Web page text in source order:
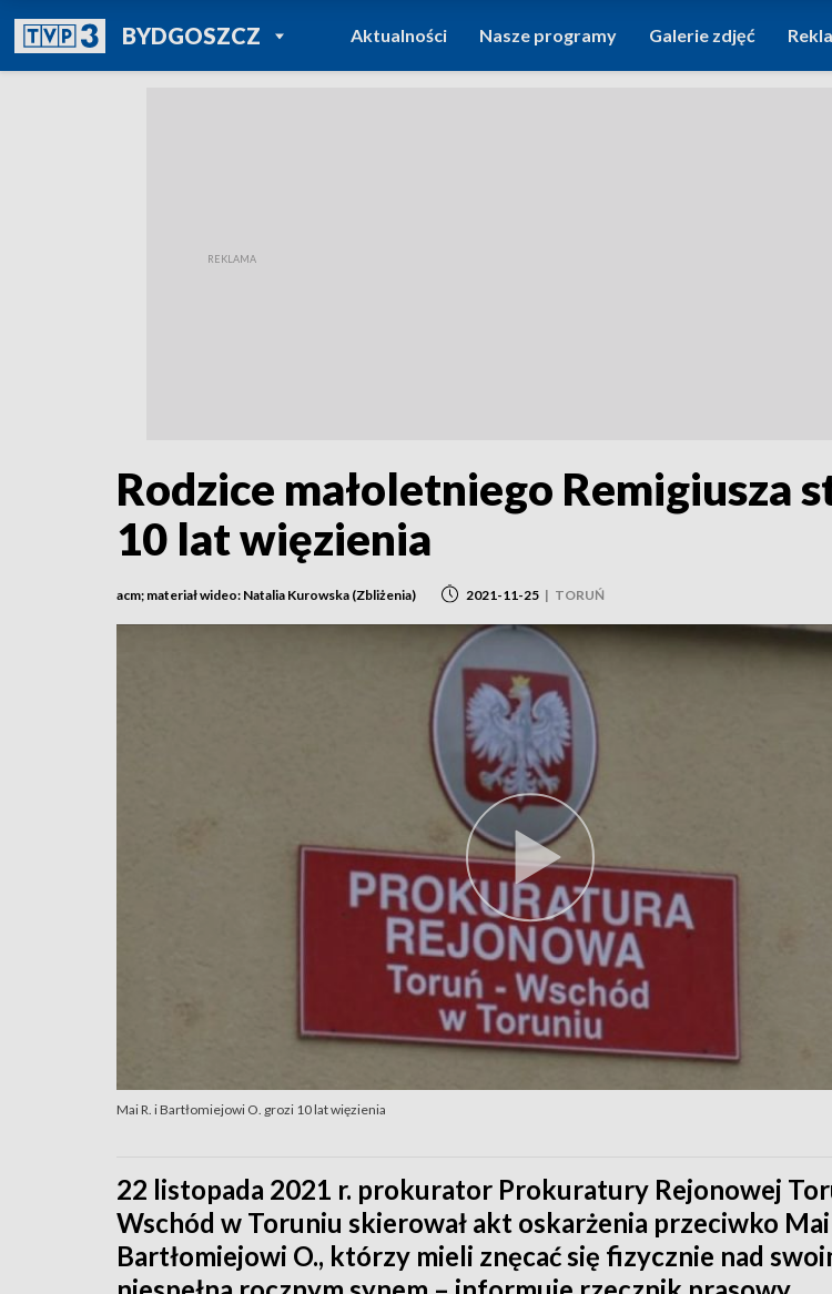
BYDGOSZCZPOWRÓT DO
TVP REGIONY
Aktualności Nasze programy Galerie zdjęć
Rodzice małoletniego Remigiusza
10 lat więzienia
acm; materiał wideo: Natalia Kurowska (Zbliżenia) 2021-11-25 | TORUŃ
Mai R. i Bartłomiejowi O. grozi 10 lat więzienia
22 listopada 2021 r. prokurator Prokuratury Rejonowej
Wschód w Toruniu skierował akt oskarżenia przeciwko Mai
Bartłomiejowi O., którzy mieli znęcać się fizycznie nad